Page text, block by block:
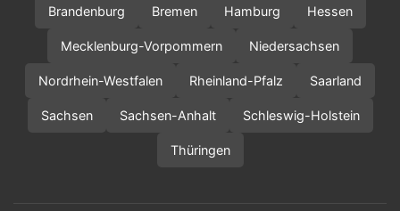
Brandenburg Bremen Hamburg Hessen
Mecklenburg-Vorpommern Niedersachsen
Nordrhein-Westfalen Rheinland-Pfalz Saarland
Sachsen Sachsen-Anhalt Schleswig-Holstein
Thüringen